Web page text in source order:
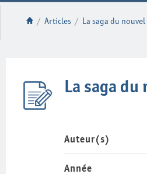
/ Articles / La saga du
La saga
Auteur(s)
Année